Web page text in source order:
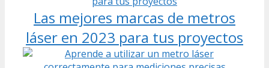
Las mejores marcas de metros
láser en 2023 para tus proyectos